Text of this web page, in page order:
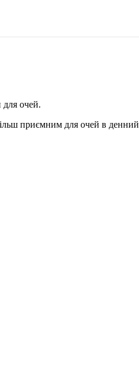
очей.
приємним для очей в